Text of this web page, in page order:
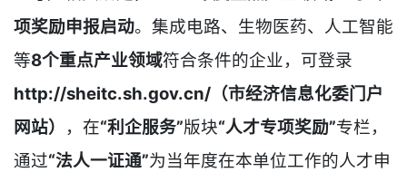
项奖励申报启动。集成电路、生物医药、人工智能
等8个重点产业领域符合条件的企业，可登录
http://sheitc.sh.gov.cn/（市经济信息化委门户
网站）
，在“利企服务”版块“人才专项奖励”专栏，
通过“法人一证通”为当年度在本单位工作的人才申